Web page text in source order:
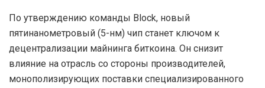
По утверждению команды Block, новый
пятинанометровый (5-нм) чип станет ключом к
децентрализации майнинга биткоина. Он снизит
влияние на отрасль со стороны производителей,
монополизирующих поставки специализированного